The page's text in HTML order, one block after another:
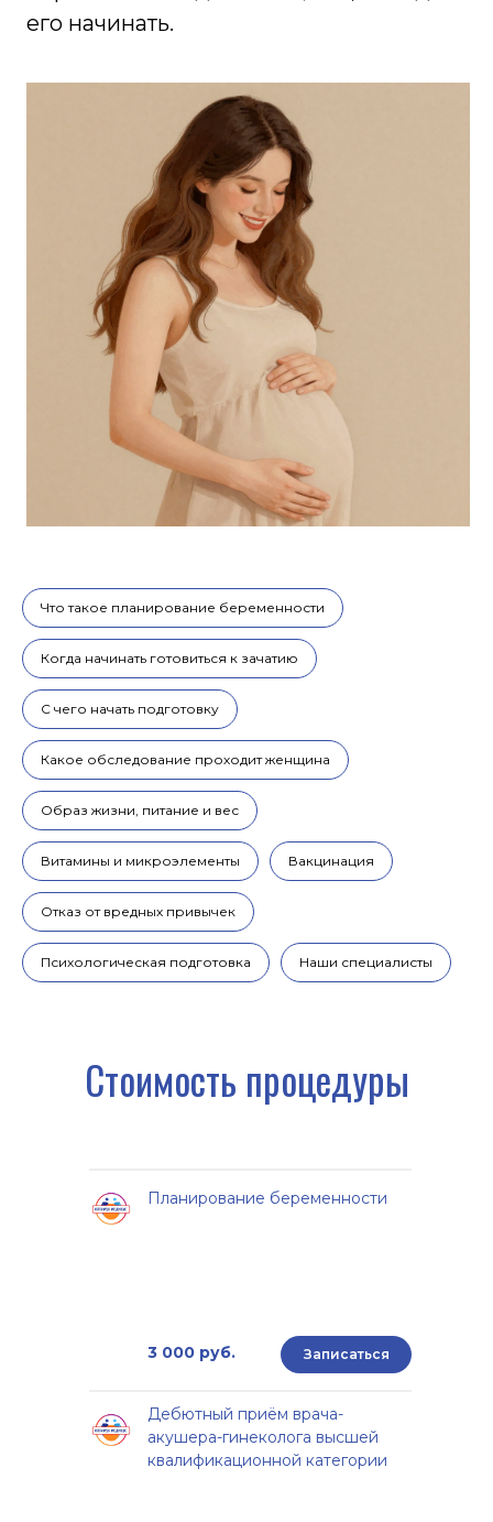
Что такое планирование беременности
Когда начинать готовиться к зачатию
С чего начать подготовку
Какое обследование проходит женщина
Образ жизни, питание и вес
Витамины и микроэлементы Вакцинация
Отказ от вредных привычек
Психологическая подготовка Наши специалисты
Стоимость процедуры
Планирование беременности
3 000 руб. Записаться
Дебютный приём врача-
акушера-гинеколога высшей
квалификационной категории